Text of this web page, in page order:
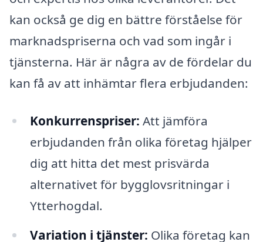
kan också ge dig en bättre förståelse för
marknadspriserna och vad som ingår i
tjänsterna. Här är några av de fördelar du
kan få av att inhämtar flera erbjudanden:
Konkurrenspriser: Att jämföra
erbjudanden från olika företag hjälper
dig att hitta det mest prisvärda
alternativet för bygglovsritningar i
Ytterhogdal.
Variation i tjänster: Olika företag kan